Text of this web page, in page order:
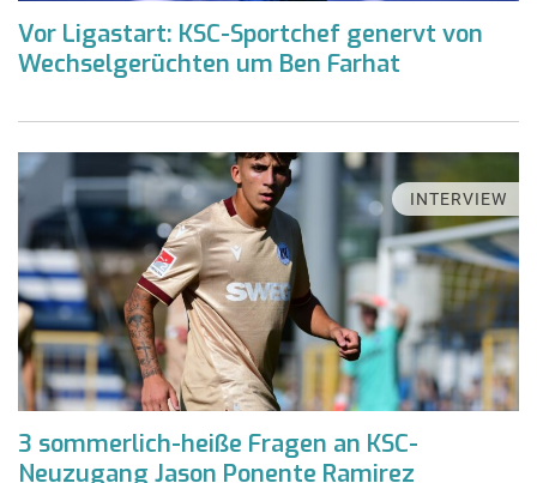
Vor Ligastart: KSC-Sportchef genervt von
Wechselgerüchten um Ben Farhat
INTERVIEW
3 sommerlich-heiße Fragen an KSC-
Neuzugang Jason Ponente Ramirez